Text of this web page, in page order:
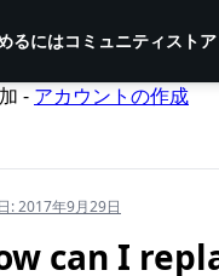
るにはコミュニティストア
- アカウントの作成
:2017年9月29日
can I